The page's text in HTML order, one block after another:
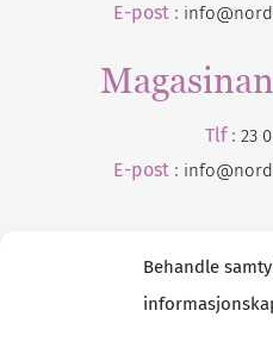
Behandle
E-post :
Tlf : 23
E-post : info@